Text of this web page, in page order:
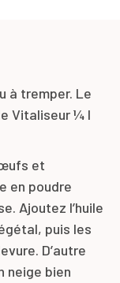
à tremper. Le
Vitaliseur ¼ l
et
en poudre
Ajoutez l’huile
puis les
D’autre
neige bien